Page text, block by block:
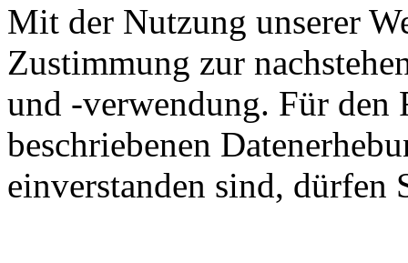
Mit der Nutzung unserer
Zustimmung zur
und -verwendung. Für den
beschriebenen
einverstanden sind, dürfen